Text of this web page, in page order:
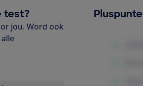
test?
jou. Word ook